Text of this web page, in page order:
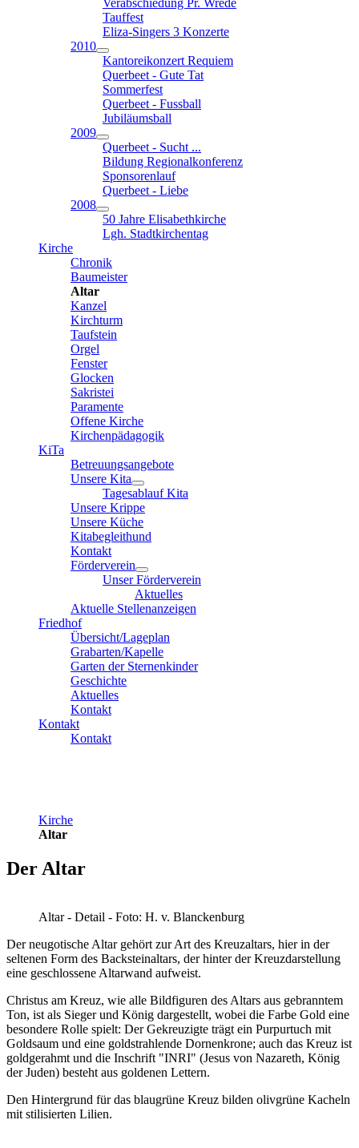
Verabschiedung Pr. Wrede
Tauffest
Eliza-Singers 3 Konzerte
2010
Kantoreikonzert Requiem
Querbeet - Gute Tat
Sommerfest
Querbeet - Fussball
Jubiläumsball
2009
Querbeet - Sucht ...
Bildung Regionalkonferenz
Sponsorenlauf
Querbeet - Liebe
2008
50 Jahre Elisabethkirche
Lgh. Stadtkirchentag
Kirche
Chronik
Baumeister
Altar
Kanzel
Kirchturm
Taufstein
Orgel
Fenster
Glocken
Sakristei
Paramente
Offene Kirche
Kirchenpädagogik
KiTa
Betreuungsangebote
Unsere Kita
Tagesablauf Kita
Unsere Krippe
Unsere Küche
Kitabegleithund
Kontakt
Förderverein
Unser Förderverein
Aktuelles
Aktuelle Stellenanzeigen
Friedhof
Übersicht/Lageplan
Grabarten/Kapelle
Garten der Sternenkinder
Geschichte
Aktuelles
Kontakt
Kontakt
Kontakt
Kirche
Altar
Der Altar
Altar - Detail - Foto: H. v. Blanckenburg
Der neugotische Altar gehört zur Art des Kreuzaltars, hier in der
seltenen Form des Backsteinaltars, der hinter der Kreuzdarstellung
eine geschlossene Altarwand aufweist.
Christus am Kreuz, wie alle Bildfiguren des Altars aus gebranntem
Ton, ist als Sieger und König dargestellt, wobei die Farbe Gold eine
besondere Rolle spielt: Der Gekreuzigte trägt ein Purpurtuch mit
Goldsaum und eine goldstrahlende Dornenkrone; auch das Kreuz ist
goldgerahmt und die Inschrift "INRI" (Jesus von Nazareth, König
der Juden) besteht aus goldenen Lettern.
Den Hintergrund für das blaugrüne Kreuz bilden olivgrüne Kacheln
mit stilisierten Lilien.